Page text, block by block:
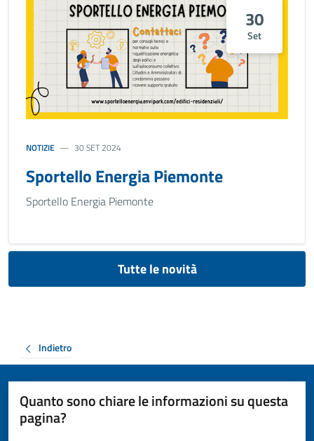
30
Set
NOTIZIE 30 SET 2024
Sportello Energia Piemonte
Sportello Energia Piemonte
Tutte le novità
Indietro
Quanto sono chiare le informazioni su questa
pagina?